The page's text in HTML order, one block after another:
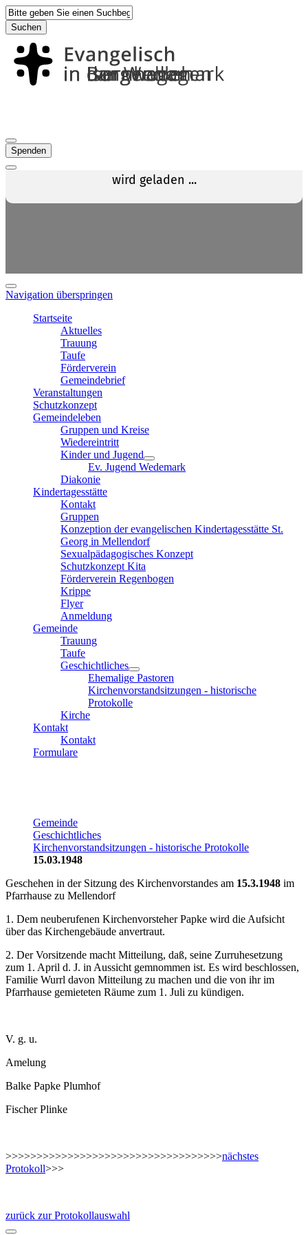
Suchen
Spenden
Navigation überspringen
Startseite
Aktuelles
Trauung
Taufe
Förderverein
Gemeindebrief
Veranstaltungen
Schutzkonzept
Gemeindeleben
Gruppen und Kreise
Wiedereintritt
Kinder und Jugend
Ev. Jugend Wedemark
Diakonie
Kindertagesstätte
Kontakt
Gruppen
Konzeption der evangelischen Kindertagesstätte St.
Georg in Mellendorf
Sexualpädagogisches Konzept
Schutzkonzept Kita
Förderverein Regenbogen
Krippe
Flyer
Anmeldung
Gemeinde
Trauung
Taufe
Geschichtliches
Ehemalige Pastoren
Kirchenvorstandsitzungen - historische
Protokolle
Kirche
Kontakt
Kontakt
Formulare
Gemeinde
Geschichtliches
Kirchenvorstandsitzungen - historische Protokolle
15.03.1948
Geschehen in der Sitzung des Kirchenvorstandes am 15.3.1948 im
Pfarrhause zu Mellendorf
1. Dem neuberufenen Kirchenvorsteher Papke wird die Aufsicht
über das Kirchengebäude anvertraut.
2. Der Vorsitzende macht Mitteilung, daß, seine Zurruhesetzung
zum 1. April d. J. in Aussicht gemnommen ist. Es wird beschlossen,
Familie Wurrl davon Mitteilung zu machen und die von ihr im
Pfarrhause gemieteten Räume zum 1. Juli zu kündigen.
V. g. u.
Amelung
Balke Papke Plumhof
Fischer Plinke
>>>>>>>>>>>>>>>>>>>>>>>>>>>>>>>>>>>nächstes
Protokoll>>>
zurück zur Protokollauswahl